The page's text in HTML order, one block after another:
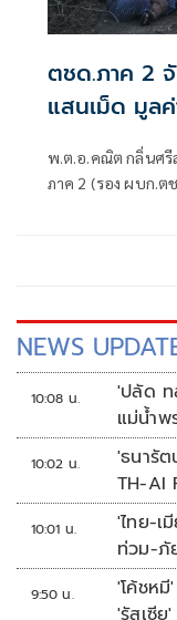
ตชด.ภาค 2
แสนเม็ด มูล
พ.ต.อ.คณิต กลิ่นศรี
ภาค 2 (รอง ผบก.ต
NEWS
10:08 น.
'ปลัด ท
แม่น้ำพ
10:02 น.
'ธนารั
TH-AI
จุดเด่น
ทางเ
ใช้เต็ม
10:01 น.
'ไทย-เ
ท่วม-ภั
9:50 น.
'โค้ชห
'รัสเซี